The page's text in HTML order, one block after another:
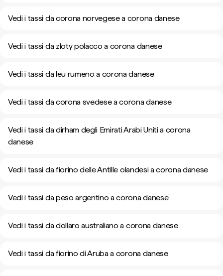
Vedi i tassi da corona norvegese a corona danese
Vedi i tassi da zloty polacco a corona danese
Vedi i tassi da leu rumeno a corona danese
Vedi i tassi da corona svedese a corona danese
Vedi i tassi da dirham degli Emirati Arabi Uniti a corona
danese
Vedi i tassi da fiorino delle Antille olandesi a corona danese
Vedi i tassi da peso argentino a corona danese
Vedi i tassi da dollaro australiano a corona danese
Vedi i tassi da fiorino di Aruba a corona danese